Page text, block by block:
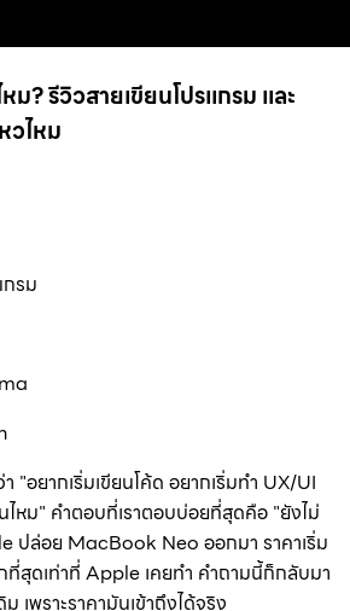
? รีวิวสายเขียนโปรแกรม และ
วไหม
รม
"อยากเริ่มเขียนโค้ด อยากเริ่มทำ UX/UI
หม" คำตอบที่เราตอบบ่อยที่สุดคือ "ยังไม่
ปล่อย MacBook Neo ออกมา ราคาเริ่ม
สุดเท่าที่ Apple เคยทำ คำถามนี้ก็กลับมา
เพราะราคามันเข้าถึงได้จริง